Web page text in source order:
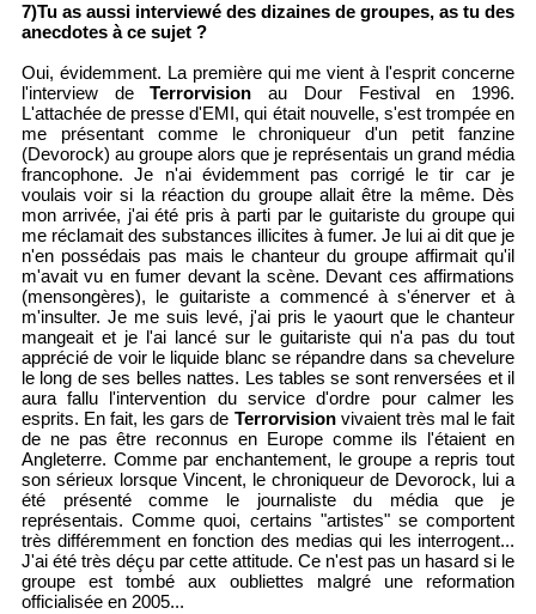
7)Tu as aussi interviewé des dizaines de groupes, as tu des
anecdotes à ce sujet ?
Oui, évidemment. La première qui me vient à l'esprit concerne
l'interview deTerrorvision au Dour Festival en 1996.
L'attachée de presse d'EMI, qui était nouvelle, s'est trompée en
me présentant comme le chroniqueur d'un petit fanzine
(Devorock) au groupe alors que je représentais un grand média
francophone. Je n'ai évidemment pas corrigé le tir car je
voulais voir si la réaction du groupe allait être la même. Dès
mon arrivée, j'ai été pris à parti par le guitariste du groupe qui
me réclamait des substances illicites à fumer. Je lui ai dit que je
n'en possédais pas mais le chanteur du groupe affirmait qu'il
m'avait vu en fumer devant la scène. Devant ces affirmations
(mensongères), le guitariste a commencé à s'énerver et à
m'insulter. Je me suis levé, j'ai pris le yaourt que le chanteur
mangeait et je l'ai lancé sur le guitariste qui n'a pas du tout
apprécié de voir le liquide blanc se répandre dans sa chevelure
le long de ses belles nattes. Les tables se sont renversées et il
aura fallu l'intervention du service d'ordre pour calmer les
esprits. En fait, les gars de Terrorvisionvivaient très mal le fait
de ne pas être reconnus en Europe comme ils l'étaient en
Angleterre. Comme par enchantement, le groupe a repris tout
son sérieux lorsque Vincent, le chroniqueur de Devorock, lui a
été présenté comme le journaliste du média que je
représentais. Comme quoi, certains "artistes" se comportent
très différemment en fonction des medias qui les interrogent...
J'ai été très déçu par cette attitude. Ce n'est pas un hasard si le
groupe est tombé aux oubliettes malgré une reformation
officialisée en 2005...